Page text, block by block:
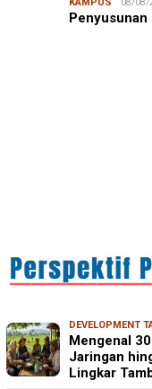
Penyusunan
“Gizi Seimbang,
Bangun Papan
DEVELOPMENT
Mengenal
Jaringan
Lingkar